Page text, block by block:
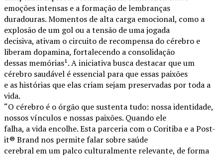
emoções intensas e a formação de lembranças
duradouras. Momentos de alta carga emocional, como a
explosão de um gol ou a tensão de uma jogada
decisiva, ativam o circuito de recompensa do cérebro e
liberam dopamina, fortalecendo a consolidação
dessas memórias¹. A iniciativa busca destacar que um
cérebro saudável é essencial para que essas paixões
e as histórias que elas criam sejam preservadas por toda a
vida.
“O cérebro é o órgão que sustenta tudo: nossa identidade,
nossos vínculos e nossas paixões. Quando ele
falha, a vida encolhe. Esta parceria com o Coritiba e a Post-
it® Brand nos permite falar sobre saúde
cerebral em um palco culturalmente relevante, de forma